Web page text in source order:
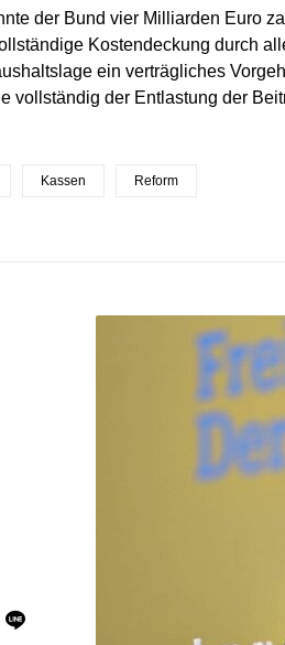
der Bund vier Milliarden Euro
Kostendeckung durch
ein verträgliches
vollständig der Entlastung der
Kassen Reform